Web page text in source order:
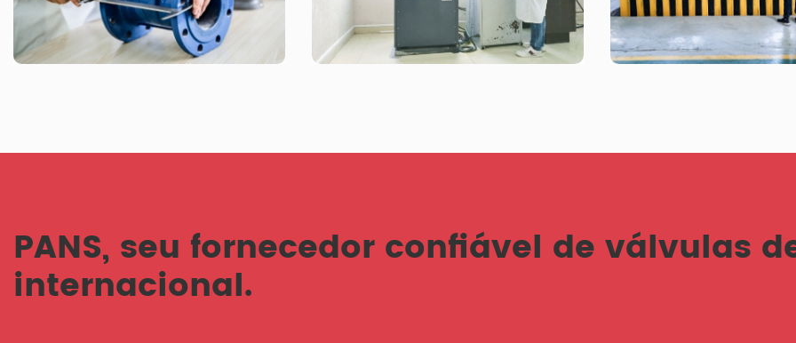
PANS, seu fornecedor confiável de válvulas
internacional.